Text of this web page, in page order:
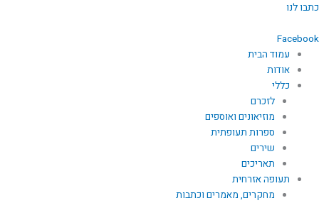
דילוג
כתבו לנו
Facebook
עמוד הבית
אודות
כללי
לזכרם
מוזיאונים ואוספים
ספרות תעופתית
שירים
תאריכים
תעופה אזרחית
מחקרים, מאמרים וכתבות